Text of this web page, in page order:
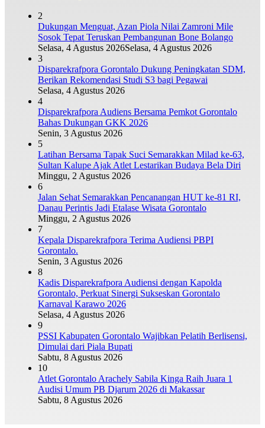
2
Dukungan Menguat, Azan Piola Nilai Zamroni Mile
Sosok Tepat Teruskan Pembangunan Bone Bolango
Selasa, 4 Agustus 2026Selasa, 4 Agustus 2026
3
Disparekrafpora Gorontalo Dukung Peningkatan SDM,
Berikan Rekomendasi Studi S3 bagi Pegawai
Selasa, 4 Agustus 2026
4
Disparekrafpora Audiens Bersama Pemkot Gorontalo
Bahas Dukungan GKK 2026
Senin, 3 Agustus 2026
5
Latihan Bersama Tapak Suci Semarakkan Milad ke-63,
Sultan Kalupe Ajak Atlet Lestarikan Budaya Bela Diri
Minggu, 2 Agustus 2026
6
Jalan Sehat Semarakkan Pencanangan HUT ke-81 RI,
Danau Perintis Jadi Etalase Wisata Gorontalo
Minggu, 2 Agustus 2026
7
Kepala Disparekrafpora Terima Audiensi PBPI
Gorontalo.
Senin, 3 Agustus 2026
8
Kadis Disparekrafpora Audiensi dengan Kapolda
Gorontalo, Perkuat Sinergi Sukseskan Gorontalo
Karnaval Karawo 2026
Selasa, 4 Agustus 2026
9
PSSI Kabupaten Gorontalo Wajibkan Pelatih Berlisensi,
Dimulai dari Piala Bupati
Sabtu, 8 Agustus 2026
10
Atlet Gorontalo Arachely Sabila Kinga Raih Juara 1
Audisi Umum PB Djarum 2026 di Makassar
Sabtu, 8 Agustus 2026